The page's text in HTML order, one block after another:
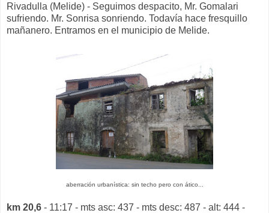
Rivadulla (Melide) - Seguimos despacito, Mr. Gomalari
sufriendo. Mr. Sonrisa sonriendo. Todavía hace fresquillo
mañanero. Entramos en el municipio de Melide.
aberración urbanística: sin techo pero con ático...
km 20,6 - 11:17 - mts asc: 437 - mts desc: 487 - alt: 444 -